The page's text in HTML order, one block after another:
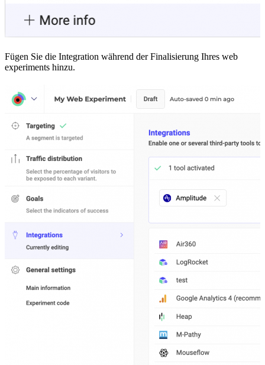
Fügen Sie die Integration während der Finalisierung Ihres web
experiments hinzu.